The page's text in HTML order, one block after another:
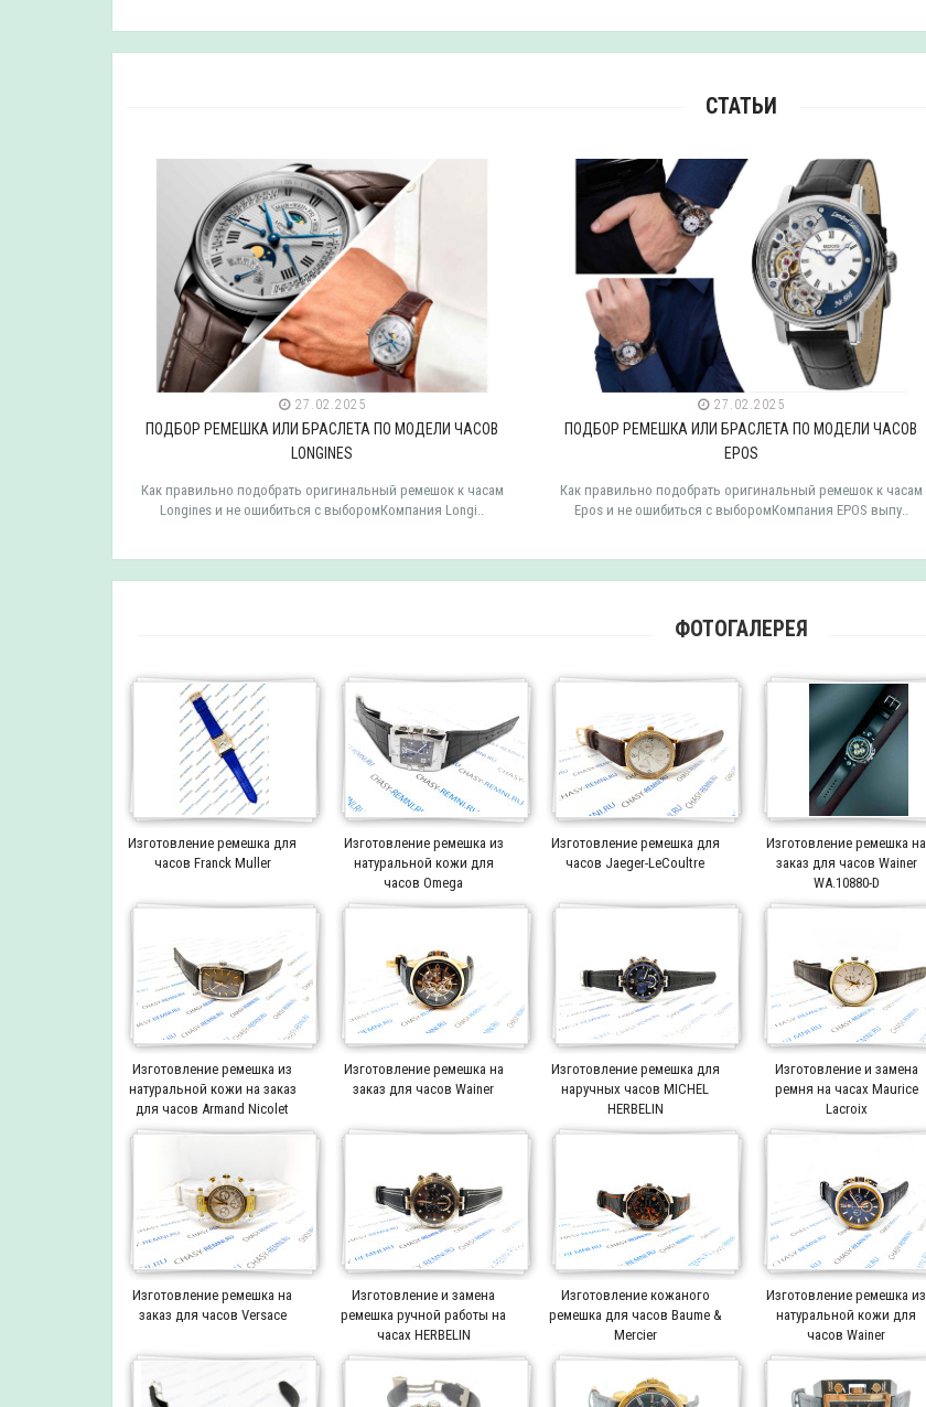
СТАТЬИ
27.02.2025
ПОДБОР РЕМЕШКА ИЛИ БРАСЛЕТА ПО МОДЕЛИ ЧАСОВ
LONGINES
Как правильно подобрать оригинальный ремешок к часам
Longines и не ошибиться с выборомКомпания Longi..
27.02.2025
ПОДБОР РЕМЕШКА ИЛИ БРАСЛЕТА ПО МОДЕЛИ ЧАСОВ
EPOS
Как правильно подобрать оригинальный ремешок к часам
Epos и не ошибиться с выборомКомпания EPOS выпу..
ФОТОГАЛЕРЕЯ
Изготовление ремешка для
часов Franck Muller
Изготовление ремешка из
натуральной кожи для
часов Omega
Изготовление ремешка для
часов Jaeger-LeCoultre
Изготовление ремешка на
заказ для часов Wainer
WA.10880-D
Изготовление ремешка из
натуральной кожи на заказ
для часов Armand Nicolet
Изготовление ремешка на
заказ для часов Wainer
Изготовление ремешка для
наручных часов MICHEL
HERBELIN
Изготовление и замена
ремня на часах Maurice
Lacroix
Изготовление ремешка на
заказ для часов Versace
Изготовление и замена
ремешка ручной работы на
часах HERBELIN
Изготовление кожаного
ремешка для часов Baume &
Mercier
Изготовление ремешка из
натуральной кожи для
часов Wainer